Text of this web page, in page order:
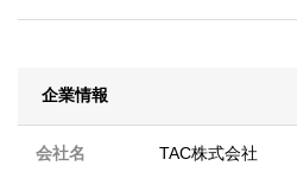
企業情報
会社名 TAC株式会社